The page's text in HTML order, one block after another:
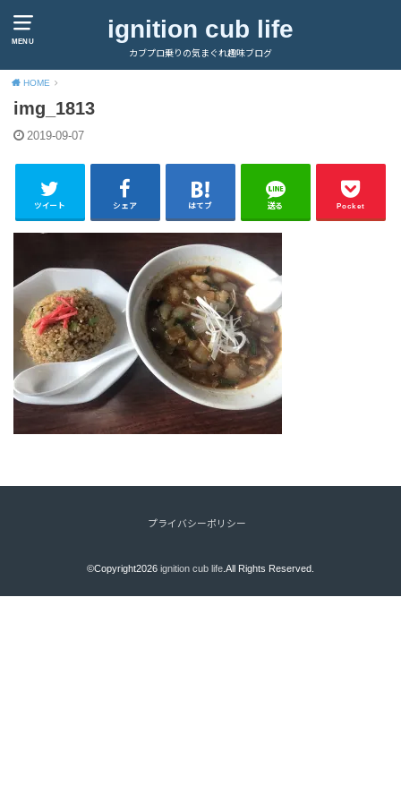
MENU ignition cub life
カブプロ乗りの気まぐれ趣味ブログ
HOME
img_1813
2019-09-07
ツイート シェア はてブ 送る Pocket
プライバシーポリシー
©Copyright2026 ignition cub life.All Rights Reserved.